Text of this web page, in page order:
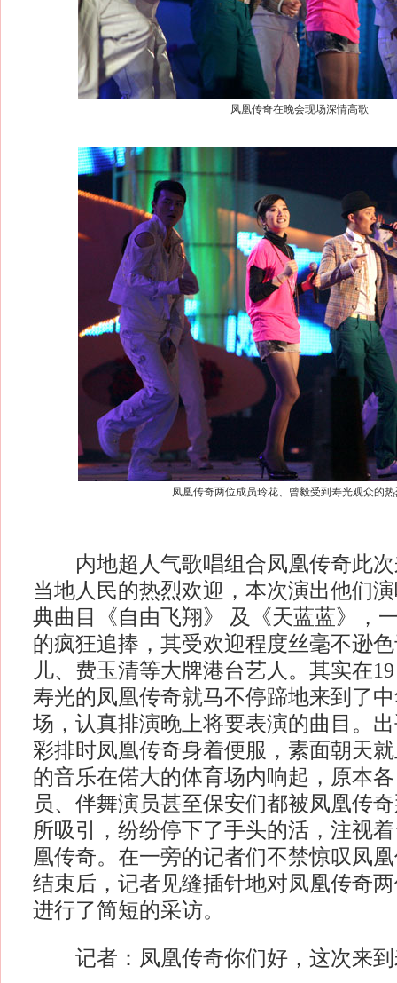
凤凰传奇在晚会现场深情高歌
凤凰传奇两位成员玲花、曾毅受到寿光观众的
内地超人气歌唱组合凤凰传奇此次
当地人民的热烈欢迎，本次演出他们
典曲目《自由飞翔》 及《天蓝蓝》，
的疯狂追捧，其受欢迎程度丝毫不逊
儿、费玉清等大牌港台艺人。其实在
寿光的凤凰传奇就马不停蹄地来到了
场，认真排演晚上将要表演的曲目。
彩排时凤凰传奇身着便服，素面朝天
的音乐在偌大的体育场内响起，原本
员、伴舞演员甚至保安们都被凤凰传
所吸引，纷纷停下了手头的活，注视
凰传奇。在一旁的记者们不禁惊叹凤
结束后，记者见缝插针地对凤凰传奇
进行了简短的采访。
记者：凤凰传奇你们好，这次来到